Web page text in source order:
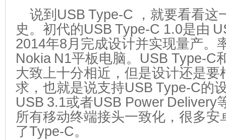
说到USB Type-C ，就要看看这
史。初代的USB Type-C 1.0是由
2014年8月完成设计并实现量产。
Nokia N1平板电脑。USB Type-C
大致上十分相近，但是设计还是要
求，也就是说支持USB Type-C的
USB 3.1或者USB Power Delivery
所有移动终端接头一致化，很多安
了Type-C。